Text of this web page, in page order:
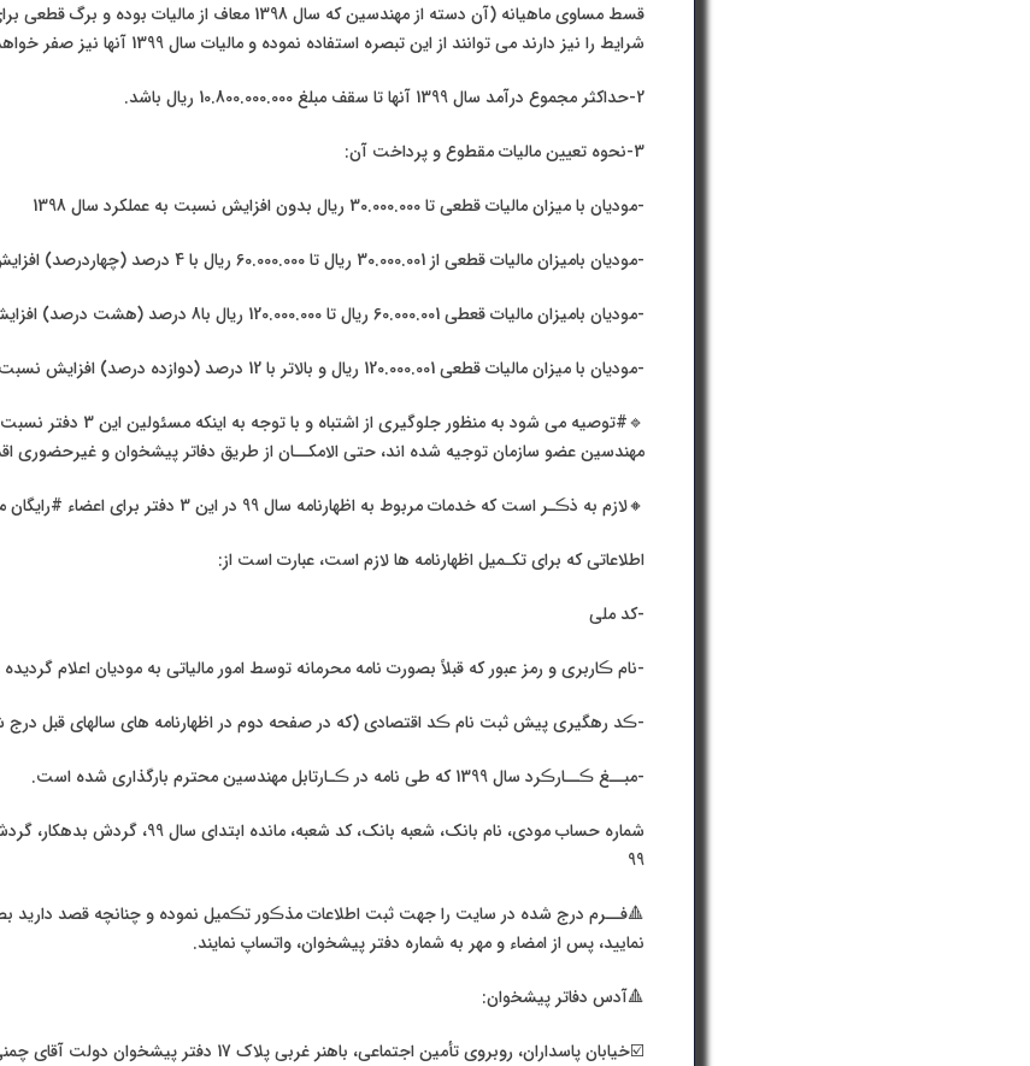
قسط مساوی ماهیانه (آن دسته از مهندسین که سال 1398 معاف از
شرایط را نیز دارند می توانند از این تبصره استفاده نموده و مالیات سال 1399 آنها نیز صفر خواهد بود.)
2-حداکثر مجموع درآمد سال 1399 آنها تا سقف مبلغ 10.800.000.000 ریال باشد.
3-نحوه تعیین مالیات مقطوع و پرداخت آن:
-مودیان با میزان مالیات قطعی تا 30.000.000 ریال بدون افزایش نسبت به عملکرد سال 1398
-مودیان بامیزان مالیات قطعی از 30.000.001 ریال تا 60.000.000 ریال با 4 درصد (چهاردرصد) افزایش نسبت به عملکرد سال 1398
-مودیان بامیزان مالیات قعطی 60.000.001 ریال تا 120.000.000 ریال با8 درصد (هشت درصد) افزایش نسبت به عملکرد سال 1398
-مودیان با میزان مالیات قطعی 120.000.001 ریال و بالاتر با 12 درصد (دوازده درصد) افزایش نسبت به عملکرد سال 1398
🔹#توصیه می شود به منظور
مهندسین عضو سازمان توجیه شده اند، حتی الامکــان از طریق دفاتر پیشخوان و غیرحضوری
🔸لازم به ذڪـر است که خدمات مربوط به اظهارنامه سال 99 در این 3 دفتر برای اعضاء #رایگان می باشد.
اطلاعاتی که برای تکـمیل اظهارنامه ها لازم است، عبارت است از:
-کد ملی
-نام ڪاربری و رمز عبور که قبلاً بصورت نامه محرمانه توسط امور مالیاتی به مودیان اعلام
-ڪد رهگیری پیش ثبت نام ڪد اقتصادی (که در صفحه دوم در اظهارنامه های سالهای قبل
-مبــغ ڪــارڪرد سال 1399 که طی نامه در ڪـارتابل مهندسین محترم بارگذاری شده است.
شماره حساب مودی، نام بانک، شعبه بانک، کد شعبه،
99
🔺فــرم درج شده در سایت را جهت ثبت اطلاعات مذڪور تڪمیل نموده و چنانچه قصد دارید
نمایید، پس از امضاء و مهر به شماره دفتر پیشخوان، واتساپ نمایند.
🔺آدس دفاتر پیشخوان: